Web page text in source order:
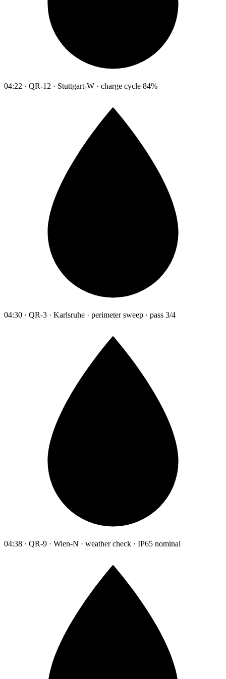
04:22 · QR-12 · Stuttgart-W · charge cycle 84%
04:30 · QR-3 · Karlsruhe · perimeter sweep · pass 3/4
04:38 · QR-9 · Wien-N · weather check · IP65 nominal